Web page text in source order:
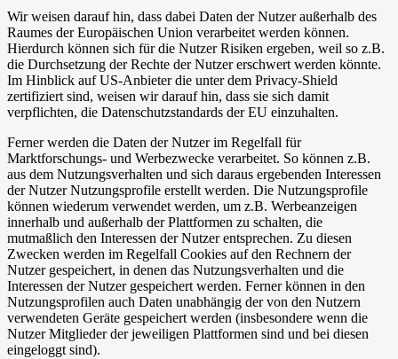
Wir weisen darauf hin, dass dabei Daten der Nutzer außerhalb des
Raumes der Europäischen Union verarbeitet werden können.
Hierdurch können sich für die Nutzer Risiken ergeben, weil so z.B.
die Durchsetzung der Rechte der Nutzer erschwert werden könnte.
Im Hinblick auf US-Anbieter die unter dem Privacy-Shield
zertifiziert sind, weisen wir darauf hin, dass sie sich damit
verpflichten, die Datenschutzstandards der EU einzuhalten.
Ferner werden die Daten der Nutzer im Regelfall für
Marktforschungs- und Werbezwecke verarbeitet. So können z.B.
aus dem Nutzungsverhalten und sich daraus ergebenden Interessen
der Nutzer Nutzungsprofile erstellt werden. Die Nutzungsprofile
können wiederum verwendet werden, um z.B. Werbeanzeigen
innerhalb und außerhalb der Plattformen zu schalten, die
mutmaßlich den Interessen der Nutzer entsprechen. Zu diesen
Zwecken werden im Regelfall Cookies auf den Rechnern der
Nutzer gespeichert, in denen das Nutzungsverhalten und die
Interessen der Nutzer gespeichert werden. Ferner können in den
Nutzungsprofilen auch Daten unabhängig der von den Nutzern
verwendeten Geräte gespeichert werden (insbesondere wenn die
Nutzer Mitglieder der jeweiligen Plattformen sind und bei diesen
eingeloggt sind).